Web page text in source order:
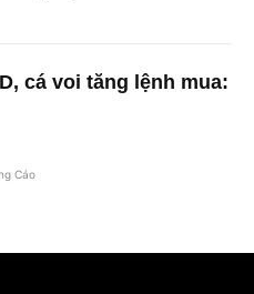
cá voi tăng lệnh mua:
Cáo